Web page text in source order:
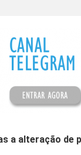
a alteração de